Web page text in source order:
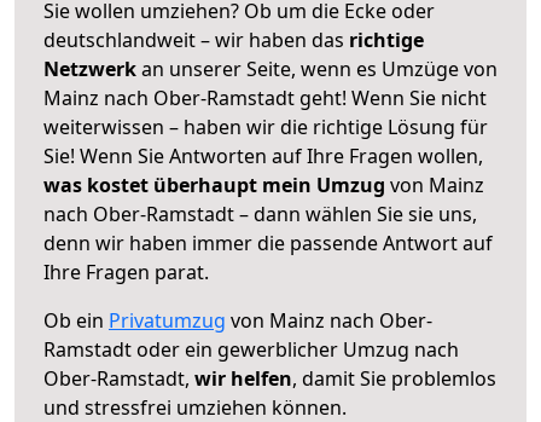
Sie wollen umziehen? Ob um die Ecke oder
deutschlandweit – wir haben das richtige
Netzwerkan unserer Seite, wenn es Umzüge von
Mainz nach Ober-Ramstadt geht! Wenn Sie nicht
weiterwissen – haben wir die richtige Lösung für
Sie! Wenn Sie Antworten auf Ihre Fragen wollen,
was kostet überhaupt mein Umzug von Mainz
nach Ober-Ramstadt – dann wählen Sie sie uns,
denn wir haben immer die passende Antwort auf
Ihre Fragen parat.
Ob ein Privatumzug von Mainz nach Ober-
Ramstadt oder ein gewerblicher Umzug nach
Ober-Ramstadt, wir helfen, damit Sie problemlos
und stressfrei umziehen können.